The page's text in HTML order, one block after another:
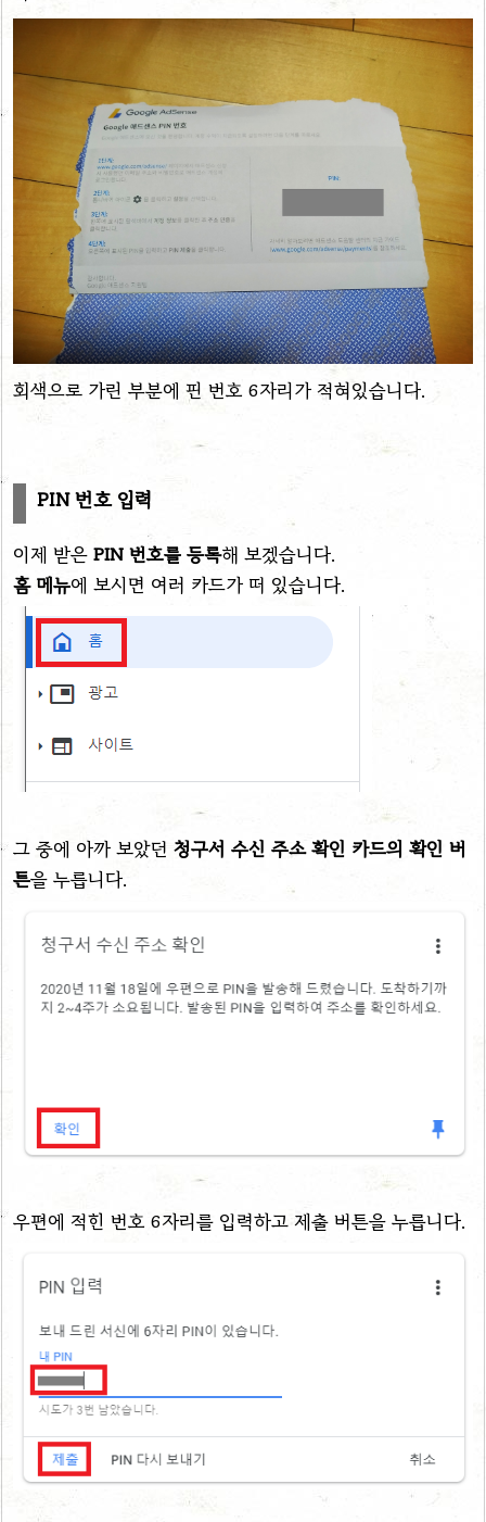
회색으로 가린 부분에 핀 번호 6자리가 적혀있습니다.
PIN 번호 입력
이제 받은 PIN 번호를 등록해 보겠습니다.
홈 메뉴에 보시면 여러 카드가 떠 있습니다.
그 중에 아까 보았던 청구서 수신 주소 확인 카드의 확인 버
튼을 누릅니다.
우편에 적힌 번호 6자리를 입력하고 제출 버튼을 누릅니다.